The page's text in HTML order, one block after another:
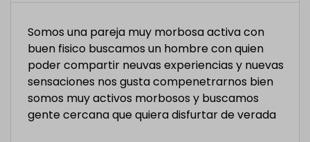
Somos una pareja muy morbosa activa con
buen fisico buscamos un hombre con quien
poder compartir neuvas experiencias y nuevas
sensaciones nos gusta compenetrarnos bien
somos muy activos morbosos y buscamos
gente cercana que quiera disfurtar de verada